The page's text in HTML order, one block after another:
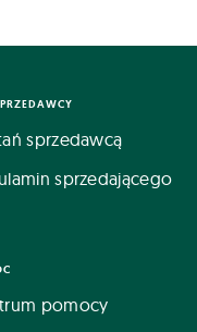
sprzedawcą
sprzedającego
pomocy